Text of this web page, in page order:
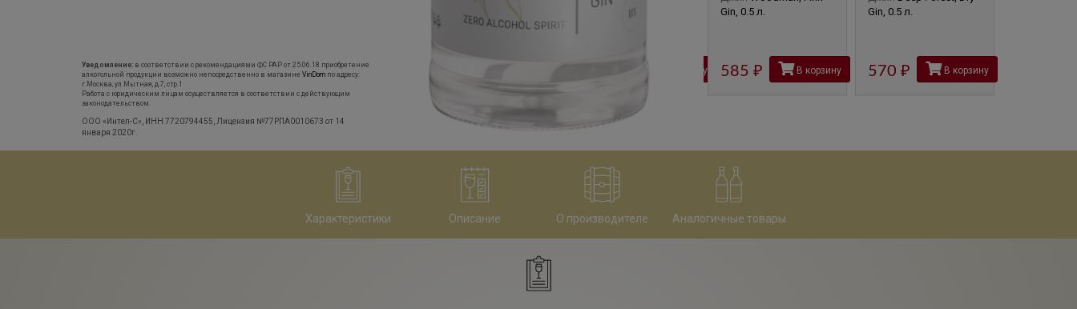
Original Dry Gin, 0.7 л.
Blooming Pink Gin, gift
В корзину
Gin, 0.5 л.
585 рубВ корзину
Gin, 0.5 л.
570 рубВ корзину
Уведомление: в соответствии с рекомендациями ФС РАР от 25.06.18 приобретение
алкогольной продукции возможно непосредственно в магазине VinDom по адресу:
г.Москва, ул.Мытная, д.7, стр.1
Работа с юридическим лицам осуществляется в соответствии с действующим
законодательством.
ООО «Интел-С», ИНН 7720794455, Лицензия №77РПА0010673 от 14
января 2020г.
Характеристики Описание О производителе Аналогичные товары